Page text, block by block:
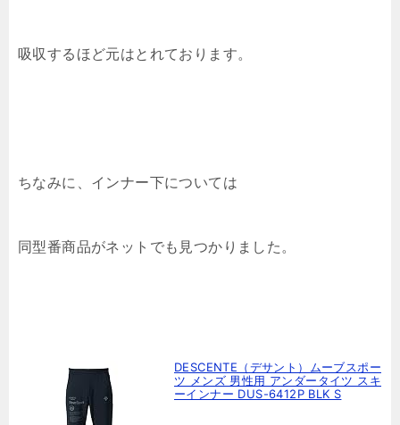
吸収するほど元はとれております。
ちなみに、インナー下については
同型番商品がネットでも見つかりました。
DESCENTE（デサント）ムーブスポー
ツ メンズ 男性用 アンダータイツ スキ
ーインナー DUS-6412P BLK S